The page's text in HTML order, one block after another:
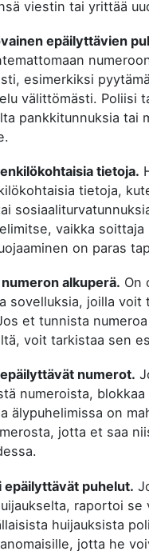
viestin tai yrittää
epäilyttävien
esimerkiksi
välittömästi. Poliisi
pankkitunnuksia tai
tietoja.
tietoja,
vaikka soittaja
on paras
alkuperä. On
sovelluksia, joilla voit
et tunnista
voit tarkistaa sen
numerot.
numeroista,
älypuhelimissa on
jotta et saa
epäilyttävät puhelut.
raportoi se
huijauksista
jotta he